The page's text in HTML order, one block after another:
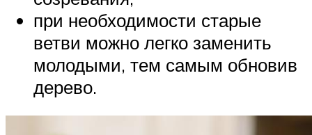
при необходимости старые
ветви можно легко заменить
молодыми, тем самым обновив
дерево.